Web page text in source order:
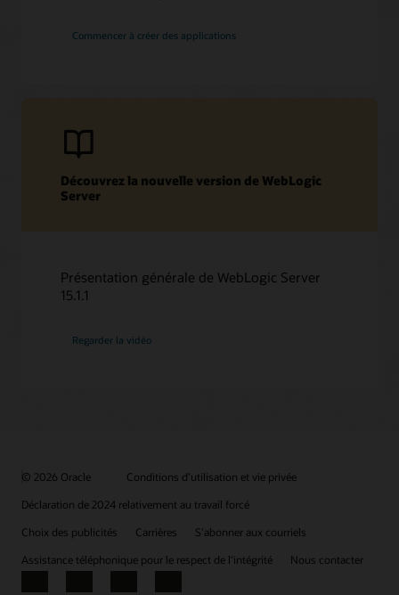
Commencer à créer des applications
Découvrez la nouvelle version de WebLogic
Server
Présentation générale de WebLogic Server
15.1.1
Regarder la vidéo
© 2026 Oracle
Conditions d’utilisation et vie privée
Déclaration de 2024 relativement au travail forcé
Choix des publicités
Carrières
S’abonner aux courriels
Assistance téléphonique pour le respect de l'intégrité
Nous contacter
Facebook
X LinkedInYouTube